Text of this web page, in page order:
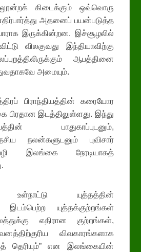
கிடைக்கும் ஒவ்வொரு
அதனைப் பயன்படுத்த
இருக்கின்றன. இச்சூழலில்
விலகுவது இந்தியாவிற்கு
ஆபத்தினை
அமையும்.
பிராந்தியத்தின் கரையோர
பிரதான இடத்திலுள்ளது. இந்து
பாதுகாப்புடனும்,
நலன்களுடனும் புவிசார்
இலங்கை நேரடியாகத்
உள்நாட்டு யுத்தத்தின்
இடம்பெற்ற யுத்தக்குற்றங்கள்
எதிரான குற்றங்கள்,
விவகாரங்களாக
தெரியும்” என இலங்கையின்